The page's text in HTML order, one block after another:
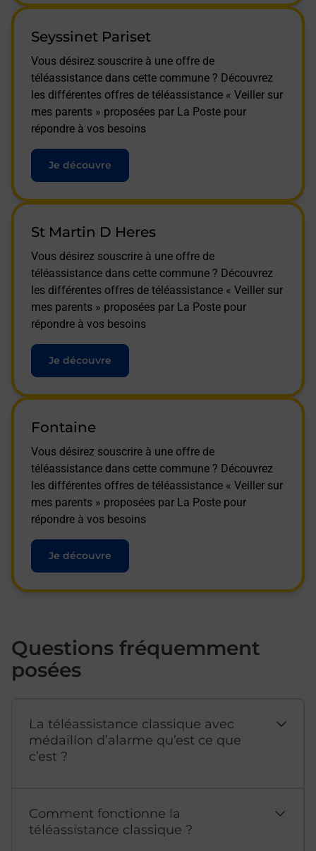
Seyssinet Pariset
Vous désirez souscrire à une offre de
téléassistance dans cette commune ? Découvrez
les différentes offres de téléassistance « Veiller sur
mes parents » proposées par La Poste pour
répondre à vos besoins
Je découvre
St Martin D Heres
Vous désirez souscrire à une offre de
téléassistance dans cette commune ? Découvrez
les différentes offres de téléassistance « Veiller sur
mes parents » proposées par La Poste pour
répondre à vos besoins
Je découvre
Fontaine
Vous désirez souscrire à une offre de
téléassistance dans cette commune ? Découvrez
les différentes offres de téléassistance « Veiller sur
mes parents » proposées par La Poste pour
répondre à vos besoins
Je découvre
Questions fréquemment
posées
La téléassistance classique avec
médaillon d’alarme qu’est ce que
c’est ?
Comment fonctionne la
téléassistance classique ?